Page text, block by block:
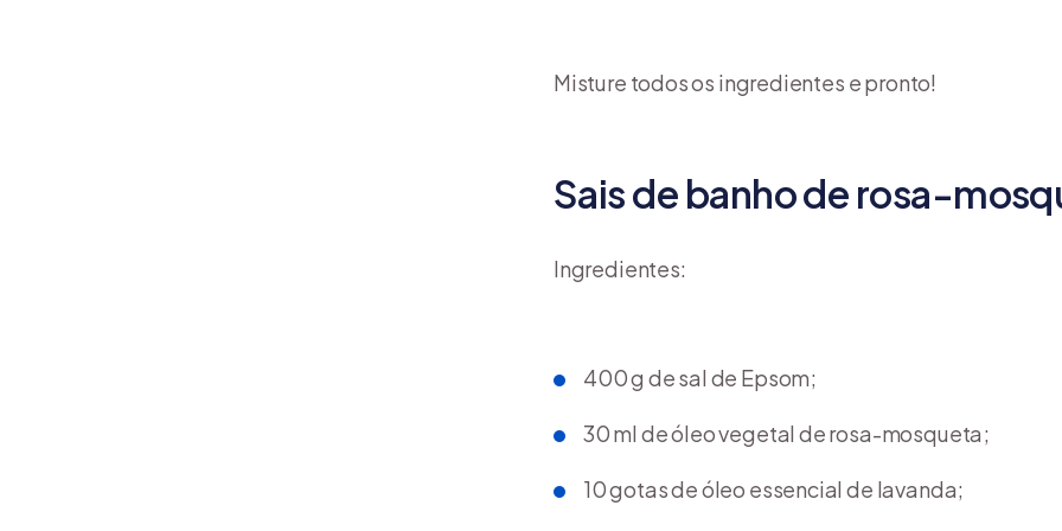
Misture todos os ingredientes e pronto!
Sais de banho de rosa-
Ingredientes:
400 g de sal de Epsom;
30 ml de óleo vegetal de rosa-mosqueta;
10 gotas de óleo essencial de lavanda;